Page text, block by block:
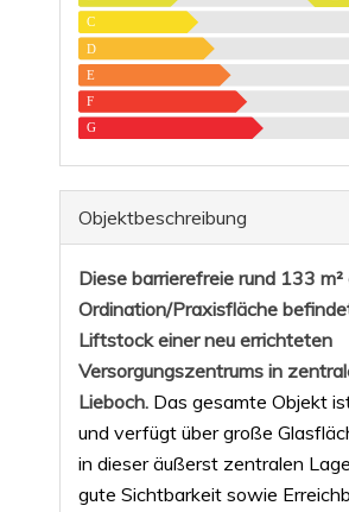
C
D
E
F
G
Objekt­beschreibung
Diese barrierefreie rund 133
Ordination/Praxisfläche
Liftstock einer neu errichteten
Versorgungszentrums in
Lieboch. Das gesamte Objekt
und verfügt über große
in dieser äußerst zentralen Lage
gute Sichtbarkeit sowie